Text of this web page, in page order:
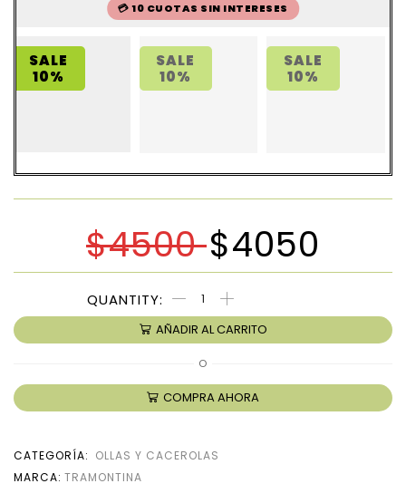
💳 10 CUOTAS SIN INTERESES
SALE
10%
SALE
10%
SALE
10%
$4500 $4050
AÑADIR AL CARRITO
O
COMPRA AHORA
CATEGORÍA: OLLAS Y CACEROLAS
MARCA: TRAMONTINA